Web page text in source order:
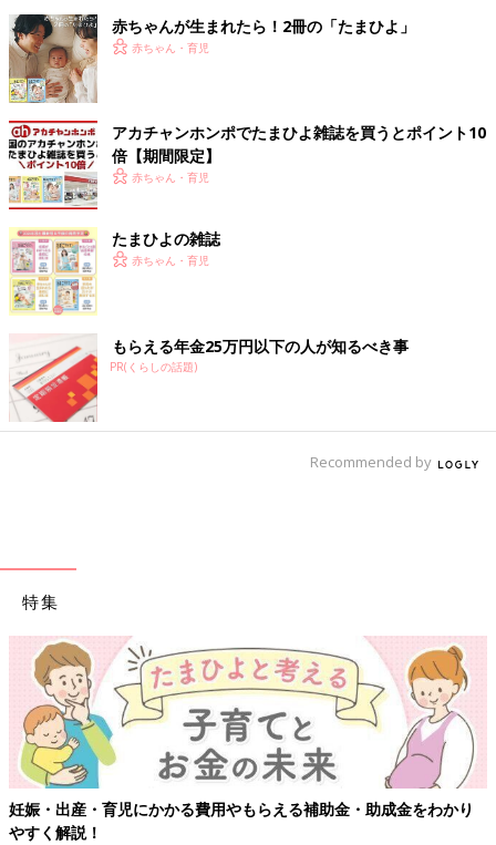
赤ちゃんが生まれたら！2冊の「たまひよ」
赤ちゃん・育児
アカチャンホンポでたまひよ雑誌を買うとポイント10
倍【期間限定】
赤ちゃん・育児
たまひよの雑誌
赤ちゃん・育児
もらえる年金25万円以下の人が知るべき事
PR(くらしの話題)
Recommended by
特集
・育児にかかる費用やもらえる補助金・助成金をわかり
！
【ワク